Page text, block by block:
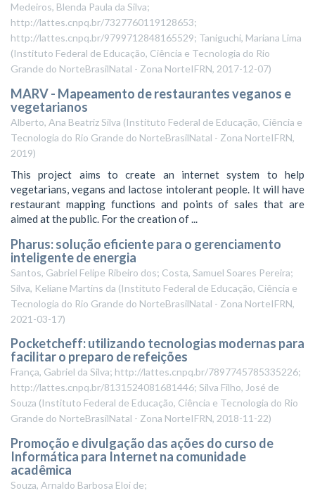
Medeiros, Blenda Paula da Silva;
http://lattes.cnpq.br/7327760119128653;
http://lattes.cnpq.br/9799712848165529; Taniguchi, Mariana Lima
(Instituto Federal de Educação, Ciência e Tecnologia do Rio
Grande do NorteBrasilNatal - Zona NorteIFRN, 2017-12-07)
MARV - Mapeamento de restaurantes veganos e
vegetarianos
Alberto, Ana Beatriz Silva (Instituto Federal de Educação, Ciência e
Tecnologia do Rio Grande do NorteBrasilNatal - Zona NorteIFRN,
2019)
This project aims to create an internet system to help
vegetarians, vegans and lactose intolerant people. It will have
restaurant mapping functions and points of sales that are
aimed at the public. For the creation of ...
Pharus: solução eficiente para o gerenciamento
inteligente de energia
Santos, Gabriel Felipe Ribeiro dos; Costa, Samuel Soares Pereira;
Silva, Keliane Martins da (Instituto Federal de Educação, Ciência e
Tecnologia do Rio Grande do NorteBrasilNatal - Zona NorteIFRN,
2021-03-17)
Pocketcheff: utilizando tecnologias modernas para
facilitar o preparo de refeições
França, Gabriel da Silva; http://lattes.cnpq.br/7897745785335226;
http://lattes.cnpq.br/8131524081681446; Silva Filho, José de
Souza (Instituto Federal de Educação, Ciência e Tecnologia do Rio
Grande do NorteBrasilNatal - Zona NorteIFRN, 2018-11-22)
Promoção e divulgação das ações do curso de
Informática para Internet na comunidade
acadêmica
Souza, Arnaldo Barbosa Eloi de;